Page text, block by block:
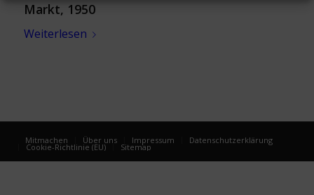
Markt, 1950
Weiterlesen
Mitmachen Über uns Impressum Datenschutzerklärung
Cookie-Richtlinie (EU) Sitemap